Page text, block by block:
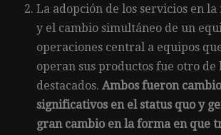
La adopción de los servicios en la
y el cambio simultáneo de un
operaciones central a equipos
operan sus productos fue otro de
destacados. Ambos fueron
significativos en el status quo y
gran cambio en la forma en que